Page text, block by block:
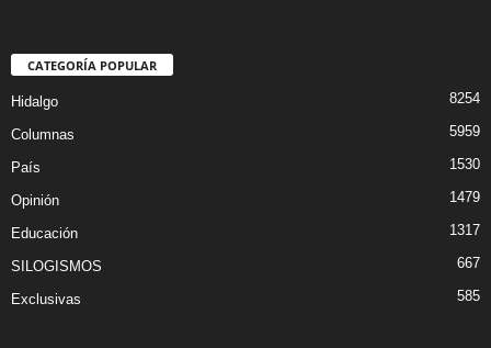
CATEGORÍA POPULAR
Hidalgo 8254
Columnas 5959
País 1530
Opinión 1479
Educación 1317
SILOGISMOS 667
Exclusivas 585